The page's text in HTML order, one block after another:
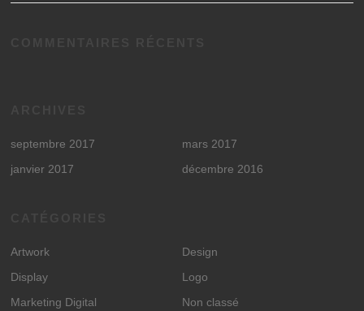
septembre 2017
mars 2017
janvier 2017
décembre 2016
Artwork
Design
Display
Logo
Marketing Digital
Non classé